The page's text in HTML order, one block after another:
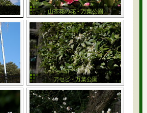
山茶花の花 - 万葉公園
アセビ - 万葉公園